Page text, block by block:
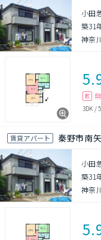
小田
築31
神奈
敷
3DK /
賃貸アパート 秦野市南
小田
築31
神奈